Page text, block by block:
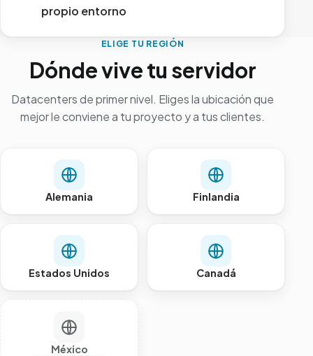
propio entorno
ELIGE TU REGIÓN
Dónde vive tu servidor
Datacenters de primer nivel. Eliges la ubicación que
mejor le conviene a tu proyecto y a tus clientes.
Alemania Finlandia
Estados Unidos Canadá
México